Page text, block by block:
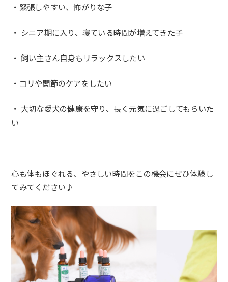
・緊張しやすい、怖がりな子
・ シニア期に入り、寝ている時間が増えてきた子
・ 飼い主さん自身もリラックスしたい
・コリや関節のケアをしたい
・ 大切な愛犬の健康を守り、長く元気に過ごしてもらいた
い
心も体もほぐれる、やさしい時間をこの機会にぜひ体験し
てみてください♪